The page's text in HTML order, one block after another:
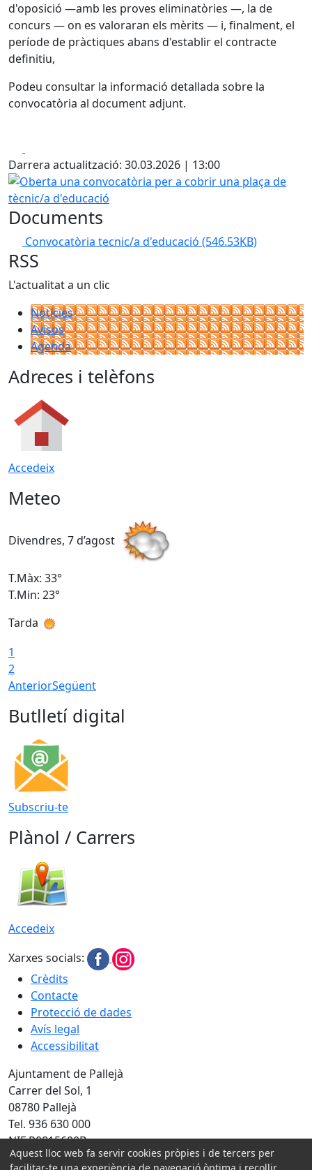
d'oposició —amb les proves eliminatòries —, la de
concurs — on es valoraran els mèrits — i, finalment, el
període de pràctiques abans d'establir el contracte
definitiu,
Podeu consultar la informació detallada sobre la
convocatòria al document adjunt.
Darrera actualització: 30.03.2026 | 13:00
Oberta una convocatòria per a cobrir una plaça de
Documents
Convocatòria tecnic/a d'educació (546.53KB)
RSS
L'actualitat a un clic
Notícies
Avisos
Agenda
Adreces i telèfons
Accedeix
Meteo
Divendres, 7 d’agost
T.Màx: 33°
T.Min: 23°
Tarda
1
2
AnteriorSegüent
Butlletí digital
Subscriu-te
Plànol / Carrers
Accedeix
Xarxes socials:
Crèdits
Contacte
Protecció de dades
Avís legal
Accessibilitat
Ajuntament de Pallejà
Carrer del Sol, 1
08780 Pallejà
Tel. 936 630 000
NIF P0815600B
Aquest lloc web fa servir cookies pròpies i de tercers per